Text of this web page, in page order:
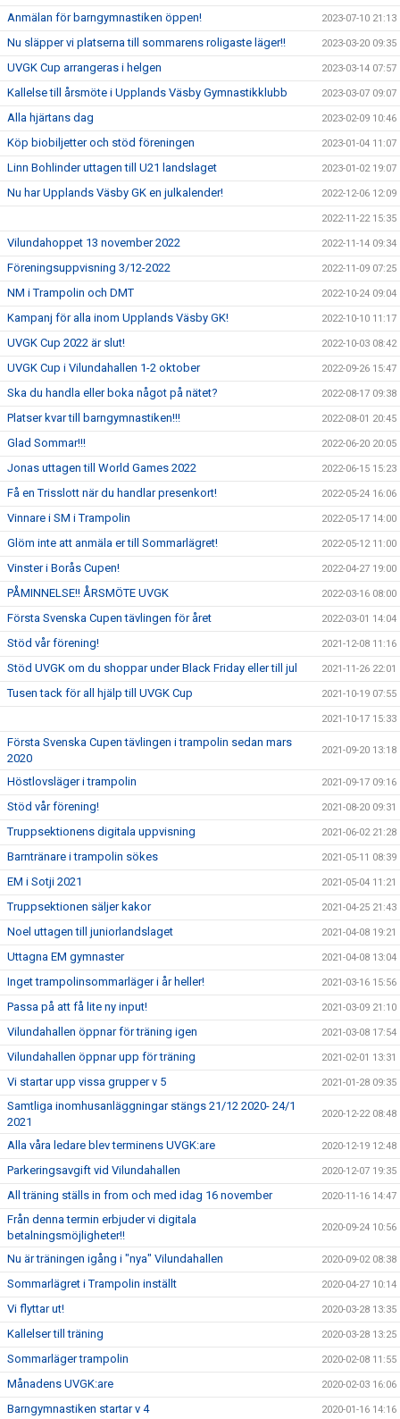
Anmälan för barngymnastiken öppen! 2023-07-10 21:13
Nu släpper vi platserna till sommarens roligaste läger!! 2023-03-20 09:35
UVGK Cup arrangeras i helgen 2023-03-14 07:57
Kallelse till årsmöte i Upplands Väsby Gymnastikklubb 2023-03-07 09:07
Alla hjärtans dag 2023-02-09 10:46
Köp biobiljetter och stöd föreningen 2023-01-04 11:07
Linn Bohlinder uttagen till U21 landslaget 2023-01-02 19:07
Nu har Upplands Väsby GK en julkalender! 2022-12-06 12:09
2022-11-22 15:35
Vilundahoppet 13 november 2022 2022-11-14 09:34
Föreningsuppvisning 3/12-2022 2022-11-09 07:25
NM i Trampolin och DMT 2022-10-24 09:04
Kampanj för alla inom Upplands Väsby GK! 2022-10-10 11:17
UVGK Cup 2022 är slut! 2022-10-03 08:42
UVGK Cup i Vilundahallen 1-2 oktober 2022-09-26 15:47
Ska du handla eller boka något på nätet? 2022-08-17 09:38
Platser kvar till barngymnastiken!!! 2022-08-01 20:45
Glad Sommar!!! 2022-06-20 20:05
Jonas uttagen till World Games 2022 2022-06-15 15:23
Få en Trisslott när du handlar presenkort! 2022-05-24 16:06
Vinnare i SM i Trampolin 2022-05-17 14:00
Glöm inte att anmäla er till Sommarlägret! 2022-05-12 11:00
Vinster i Borås Cupen! 2022-04-27 19:00
PÅMINNELSE!! ÅRSMÖTE UVGK 2022-03-16 08:00
Första Svenska Cupen tävlingen för året 2022-03-01 14:04
Stöd vår förening! 2021-12-08 11:16
Stöd UVGK om du shoppar under Black Friday eller till jul 2021-11-26 22:01
Tusen tack för all hjälp till UVGK Cup 2021-10-19 07:55
2021-10-17 15:33
Första Svenska Cupen tävlingen i trampolin sedan mars
2020
2021-09-20 13:18
Höstlovsläger i trampolin 2021-09-17 09:16
Stöd vår förening! 2021-08-20 09:31
Truppsektionens digitala uppvisning 2021-06-02 21:28
Barntränare i trampolin sökes 2021-05-11 08:39
EM i Sotji 2021 2021-05-04 11:21
Truppsektionen säljer kakor 2021-04-25 21:43
Noel uttagen till juniorlandslaget 2021-04-08 19:21
Uttagna EM gymnaster 2021-04-08 13:04
Inget trampolinsommarläger i år heller! 2021-03-16 15:56
Passa på att få lite ny input! 2021-03-09 21:10
Vilundahallen öppnar för träning igen 2021-03-08 17:54
Vilundahallen öppnar upp för träning 2021-02-01 13:31
Vi startar upp vissa grupper v 5 2021-01-28 09:35
Samtliga inomhusanläggningar stängs 21/12 2020- 24/1
2021
2020-12-22 08:48
Alla våra ledare blev terminens UVGK:are 2020-12-19 12:48
Parkeringsavgift vid Vilundahallen 2020-12-07 19:35
All träning ställs in from och med idag 16 november 2020-11-16 14:47
Från denna termin erbjuder vi digitala
betalningsmöjligheter!!
2020-09-24 10:56
Nu är träningen igång i "nya" Vilundahallen 2020-09-02 08:38
Sommarlägret i Trampolin inställt 2020-04-27 10:14
Vi flyttar ut! 2020-03-28 13:35
Kallelser till träning 2020-03-28 13:25
Sommarläger trampolin 2020-02-08 11:55
Månadens UVGK:are 2020-02-03 16:06
Barngymnastiken startar v 4 2020-01-16 14:16